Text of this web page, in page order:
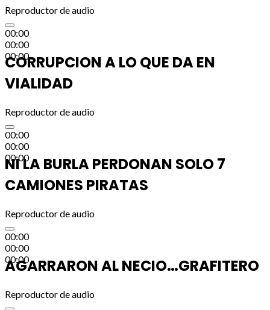
Reproductor de audio
00:00
00:00
00:00
CORRUPCION A LO QUE DA EN
VIALIDAD
Reproductor de audio
00:00
00:00
00:00
NI LA BURLA PERDONAN SOLO 7
CAMIONES PIRATAS
Reproductor de audio
00:00
00:00
00:00
AGARRARON AL NECIO…GRAFITERO
Reproductor de audio